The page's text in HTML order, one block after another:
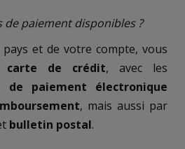
de paiement disponibles ?
et de votre compte, vous
carte de crédit, avec les
de paiement électronique
, mais aussi par
bulletin postal.